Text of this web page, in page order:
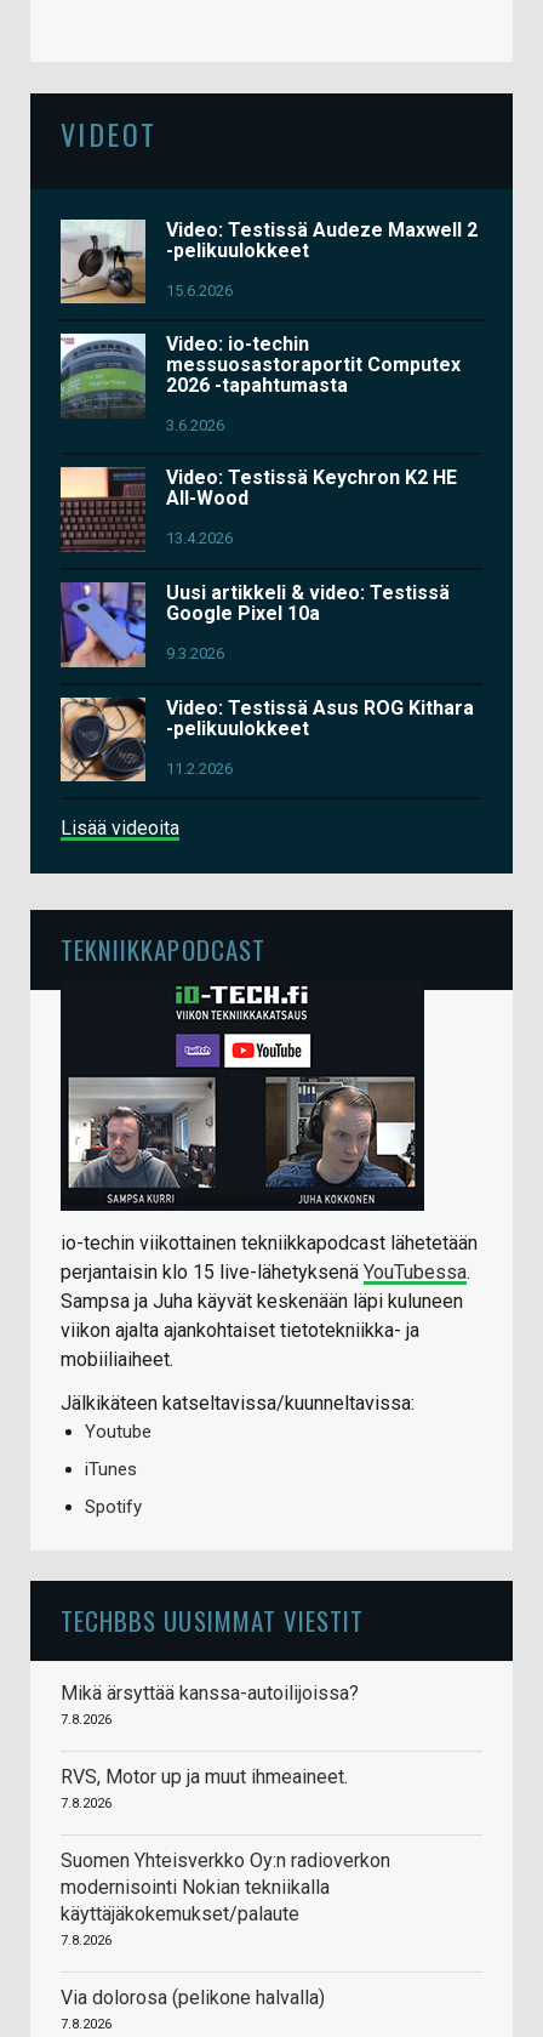
VIDEOT
Video: Testissä Audeze Maxwell 2
-pelikuulokkeet
15.6.2026
Video: io-techin
messuosastoraportit Computex
2026 -tapahtumasta
3.6.2026
Video: Testissä Keychron K2 HE
All-Wood
13.4.2026
Uusi artikkeli & video: Testissä
Google Pixel 10a
9.3.2026
Video: Testissä Asus ROG Kithara
-pelikuulokkeet
11.2.2026
Lisää videoita
TEKNIIKKAPODCAST
io-techin viikottainen tekniikkapodcast lähetetään
perjantaisin klo 15 live-lähetyksenä YouTubessa.
Sampsa ja Juha käyvät keskenään läpi kuluneen
viikon ajalta ajankohtaiset tietotekniikka- ja
mobiiliaiheet.
Jälkikäteen katseltavissa/kuunneltavissa:
Youtube
iTunes
Spotify
TECHBBS UUSIMMAT VIESTIT
Mikä ärsyttää kanssa-autoilijoissa?
7.8.2026
RVS, Motor up ja muut ihmeaineet.
7.8.2026
Suomen Yhteisverkko Oy:n radioverkon
modernisointi Nokian tekniikalla
käyttäjäkokemukset/palaute
7.8.2026
Via dolorosa (pelikone halvalla)
7.8.2026